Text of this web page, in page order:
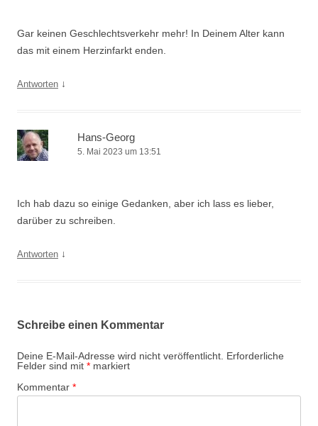
Gar keinen Geschlechtsverkehr mehr! In Deinem Alter kann
das mit einem Herzinfarkt enden.
Antworten ↓
Hans-Georg
5. Mai 2023 um 13:51
Ich hab dazu so einige Gedanken, aber ich lass es lieber,
darüber zu schreiben.
Antworten ↓
Schreibe einen Kommentar
Deine E-Mail-Adresse wird nicht veröffentlicht. Erforderliche
Felder sind mit * markiert
Kommentar *